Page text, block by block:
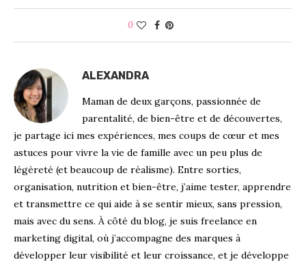
0
ALEXANDRA
Maman de deux garçons, passionnée de
parentalité, de bien-être et de découvertes,
je partage ici mes expériences, mes coups de cœur et mes
astuces pour vivre la vie de famille avec un peu plus de
légèreté (et beaucoup de réalisme). Entre sorties,
organisation, nutrition et bien-être, j’aime tester, apprendre
et transmettre ce qui aide à se sentir mieux, sans pression,
mais avec du sens. À côté du blog, je suis freelance en
marketing digital, où j’accompagne des marques à
développer leur visibilité et leur croissance, et je développe